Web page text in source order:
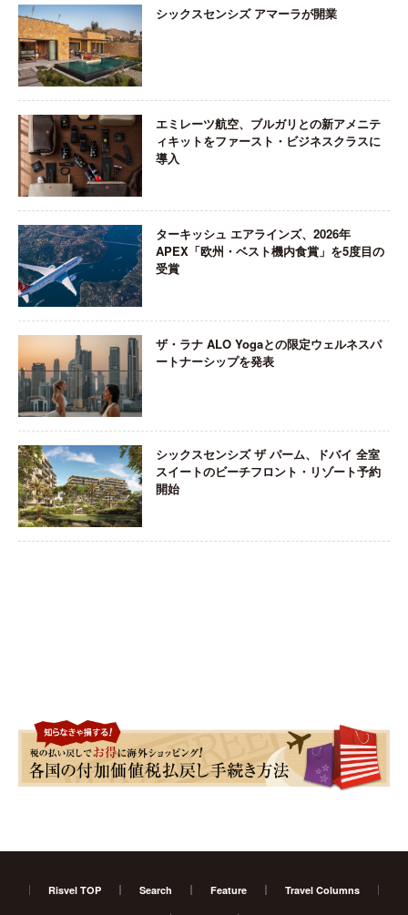
シックスセンシズ アマーラが開業
エミレーツ航空、ブルガリとの新アメニテ
ィキットをファースト・ビジネスクラスに
導入
ターキッシュ エアラインズ、2026年
APEX「欧州・ベスト機内食賞」を5度目の
受賞
ザ・ラナ ALO Yogaとの限定ウェルネスパ
ートナーシップを発表
シックスセンシズ ザ パーム、ドバイ 全室
スイートのビーチフロント・リゾート予約
開始
Risvel TOP Search Feature Travel Columns